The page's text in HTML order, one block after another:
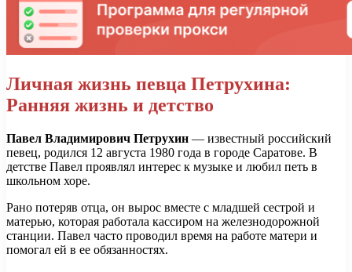
Личная жизнь певца Петрухина:
Ранняя жизнь и детство
Павел Владимирович Петрухин — известный российский
певец, родился 12 августа 1980 года в городе Саратове. В
детстве Павел проявлял интерес к музыке и любил петь в
школьном хоре.
Рано потеряв отца, он вырос вместе с младшей сестрой и
матерью, которая работала кассиром на железнодорожной
станции. Павел часто проводил время на работе матери и
помогал ей в ее обязанностях.